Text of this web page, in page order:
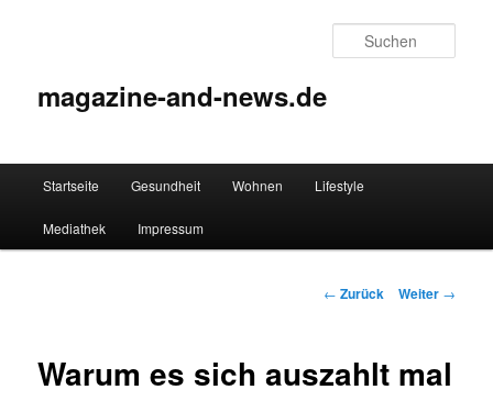
magazine-and-news.de
Startseite Gesundheit Wohnen Lifestyle
Mediathek Impressum
Beitrags-
← Zurück Weiter →
Warum es sich auszahlt mal